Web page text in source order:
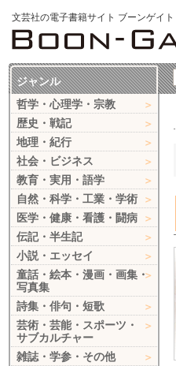
文芸社の電子書籍サイト ブーンゲイト
ジャンル
哲学・心理学・宗教
歴史・戦記
地理・紀行
社会・ビジネス
教育・実用・語学
自然・科学・工業・学術
医学・健康・看護・闘病
伝記・半生記
小説・エッセイ
童話・絵本・漫画・画集・
写真集
詩集・俳句・短歌
芸術・芸能・スポーツ・
サブカルチャー
雑誌・学参・その他